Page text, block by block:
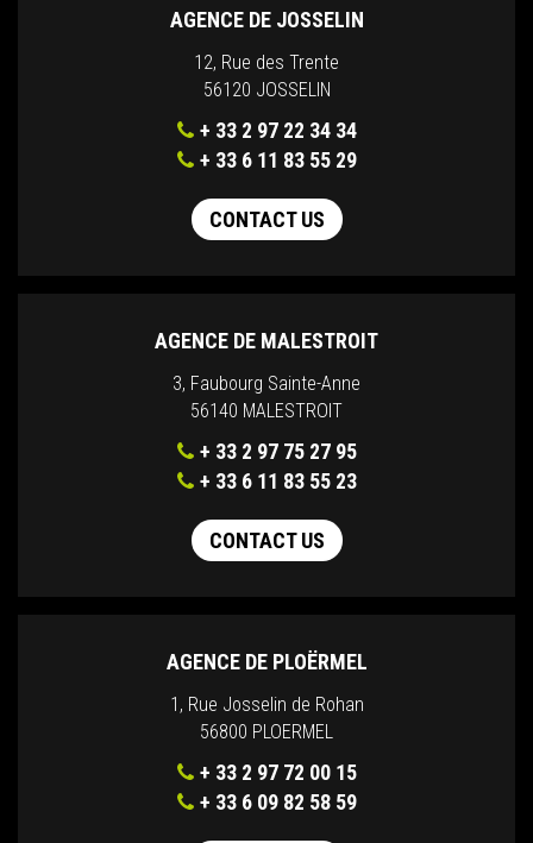
AGENCE DE JOSSELIN
12, Rue des Trente
56120 JOSSELIN
+ 33 2 97 22 34 34
+ 33 6 11 83 55 29
CONTACT US
AGENCE DE MALESTROIT
3, Faubourg Sainte-Anne
56140 MALESTROIT
+ 33 2 97 75 27 95
+ 33 6 11 83 55 23
CONTACT US
AGENCE DE PLOËRMEL
1, Rue Josselin de Rohan
56800 PLOERMEL
+ 33 2 97 72 00 15
+ 33 6 09 82 58 59